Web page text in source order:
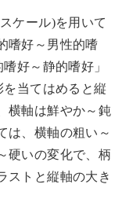
ケール)を用いて
嗜好～男性的嗜
好～静的嗜好」
当てはめると縦
横軸は鮮やか～鈍
は、横軸の粗い～
硬いの変化で、柄
ストと縦軸の大き